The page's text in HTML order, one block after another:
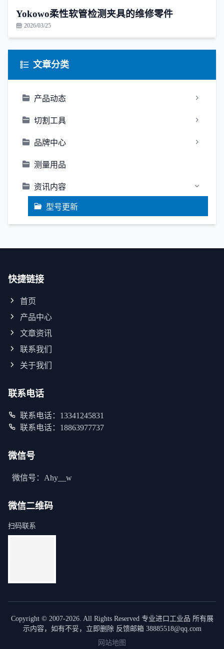
Yokowo柔性软管检测夹具的维修零件
2026/03/25
文章分类
产品动态
切割工具
品牌中心
测量用品
资讯内容
型号更新
快捷链接
首页
产品中心
文章资讯
联系我们
关于我们
联系电话
联系电话：13341245831
联系电话：18863977737
微信号
微信号：Ahy__w
微信二维码
扫码联系
Copyright © 2007-2026. All Rights Reserved 专业进口工业品 所有展
示内容，如有不妥，立即删除 反馈邮箱 38885518@qq.com
网站地图